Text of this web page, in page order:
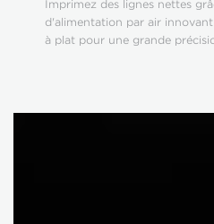
Imprimez des lignes nettes
d'alimentation par air
à plat pour une grande